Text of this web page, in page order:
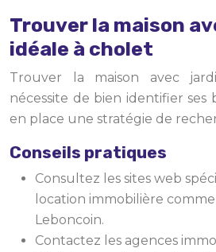
Trouver la maison
idéale à cholet
Trouver la maison avec
nécessite de bien identifier ses
en place une stratégie de
Conseils pratiques
Consultez les sites web
location immobilière comme
Leboncoin.
Contactez les agences